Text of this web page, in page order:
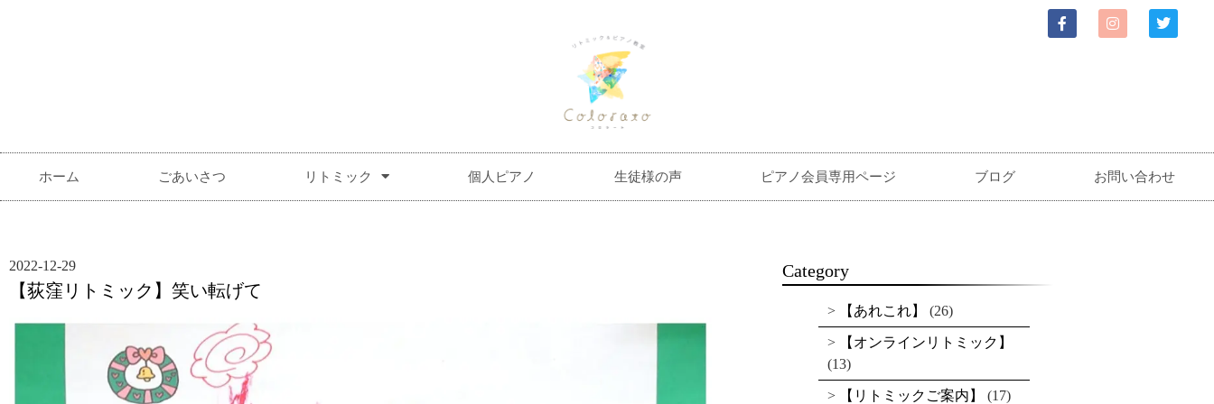
ホーム ごあいさつ リトミック 個人ピアノ 生徒様の声 ピアノ会員専用ページ ブログ お問い合わせ
2022-12-29
【荻窪リトミック】笑い転げて
Category
【あれこれ】 (26)
【オンラインリトミック】
(13)
【リトミックご案内】 (17)